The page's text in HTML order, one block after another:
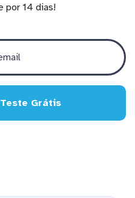
por 14 dias!
Grátis